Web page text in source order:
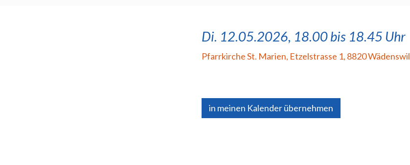
Di. 12.05.2026, 18.00 bis 18.45 Uhr
Pfarrkirche St. Marien, Etzelstrasse 1, 8820 Wädenswil
in meinen Kalender übernehmen